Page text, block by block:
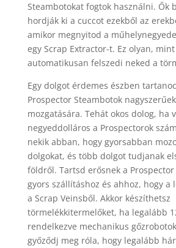
Steambotokat fogtok használni. Ők
hordják ki a cuccot ezekből az
amikor megnyitod a
egy Scrap Extractor-t. Ez olyan,
automatikusan felszedi neked a
Egy dolgot érdemes észben
Prospector Steambotok
mozgatására. Tehát okos dolog, ha
negyeddolláros a Prospectorok
nekik abban, hogy gyorsabban
dolgokat, és több dolgot tudjanak
földről. Tartsd erősnek a
gyors szállításhoz és ahhoz, hogy a
a Scrap Veinsből. Akkor készíthetsz
törmelékkitermelőket, ha legalább
rendelkezve mechanikus
győződj meg róla, hogy legalább